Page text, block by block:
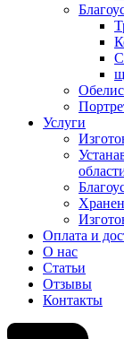
Услуги
Оплата и
О нас
Статьи
Отзывы
Контакты